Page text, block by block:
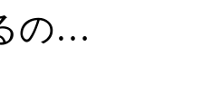
の…